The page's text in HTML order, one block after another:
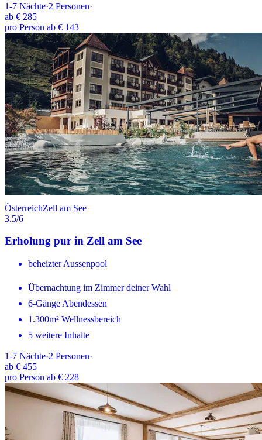
1-7 Nächte·2 Personen·
ab € 285
pro Person ab € 143
ÖsterreichZell am See
3.5/6
Erholung pur in Zell am See
beheizter Aussenpool
Übernachtung im Zimmer deiner Wahl
6-Gänge Abendessen
1.300m² Wellnessbereich
5 weitere Inhalte
1-7 Nächte·2 Personen·
ab € 455
pro Person ab € 228